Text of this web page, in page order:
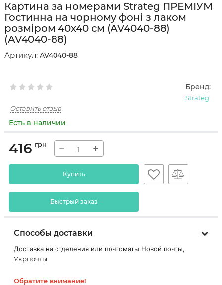
Картина за номерами Strateg ПРЕМІУМ
Гостинна на чорному фоні з лаком
розміром 40х40 см (AV4040-88)
(AV4040-88)
Артикул: AV4040-88
Бренд:
Strateg
Оставить отзыв
Есть в наличии
416 грн − +
Купить
Быстрый заказ
Способы доставки
Доставка на отделения или почтоматы Новой почты,
Укрпочты
Обратите внимание!